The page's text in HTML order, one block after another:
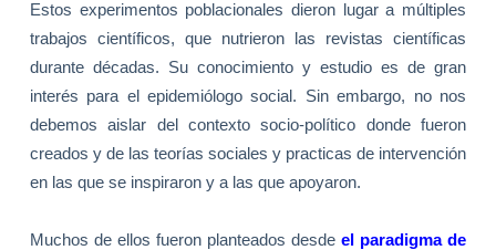
Estos experimentos poblacionales dieron lugar a múltiples
trabajos científicos, que nutrieron las revistas científicas
durante décadas. Su conocimiento y estudio es de gran
interés para el epidemiólogo social. Sin embargo, no nos
debemos aislar del contexto socio-político donde fueron
creados y de las teorías sociales y practicas de intervención
en las que se inspiraron y a las que apoyaron.
Muchos de ellos fueron planteados desdeel paradigma de